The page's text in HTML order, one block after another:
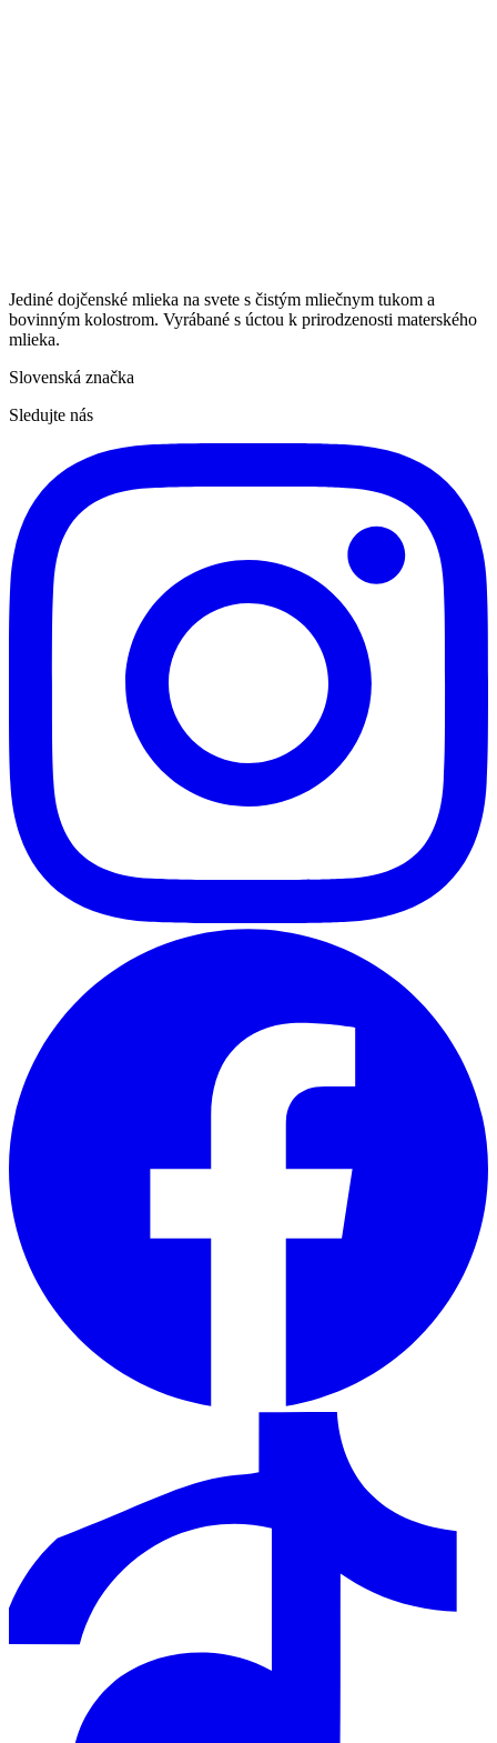
Jediné dojčenské mlieka na svete s čistým mliečnym tukom a
bovinným kolostrom. Vyrábané s úctou k prirodzenosti materského
mlieka.
Slovenská značka
Sledujte nás